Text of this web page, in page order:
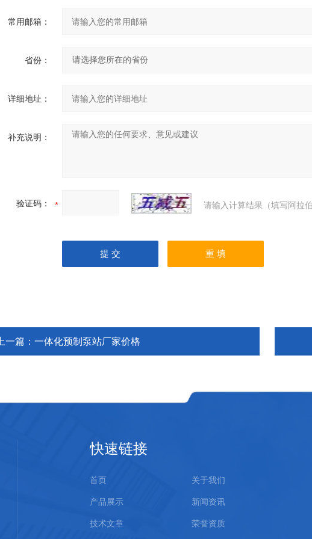
常用邮箱：
省份：
详细地址：
补充说明：
验证码： 请输入计算结果（填写阿拉
上一篇： 一体化预制泵站厂家价格
快速链接
首页 关于我们
产品展示 新闻资讯
技术文章 荣誉资质